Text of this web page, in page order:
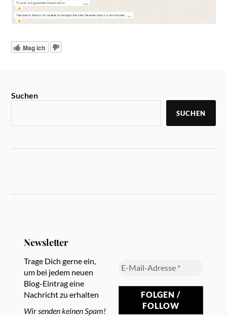
Mag ich
Suchen
SUCHEN
Newsletter
Trage Dich gerne ein,
um bei jedem neuen
Blog-Eintrag eine
Nachricht zu erhalten
Wir senden keinen Spam!